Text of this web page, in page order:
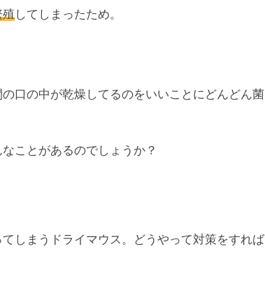
殖してしまったため。
口の中が乾燥してるのをいいことにどんどん菌
ことがあるのでしょうか？
しまうドライマウス。どうやって対策をすれば